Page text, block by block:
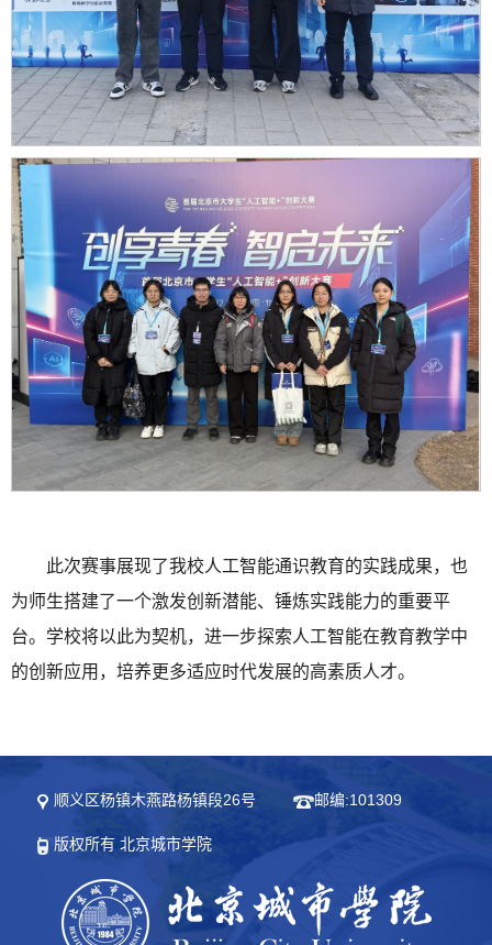
此次赛事展现了我校人工智能通识教育的实践成果，也
为师生搭建了一个激发创新潜能、锤炼实践能力的重要平
台。学校将以此为契机，进一步探索人工智能在教育教学中
的创新应用，培养更多适应时代发展的高素质人才。
顺义区杨镇木燕路杨镇段26号 邮编:101309
版权所有 北京城市学院